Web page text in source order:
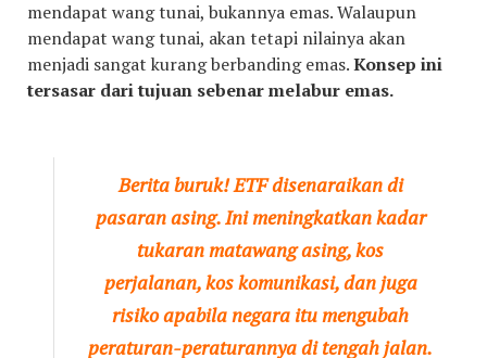
mendapat wang tunai, bukannya emas. Walaupun
mendapat wang tunai, akan tetapi nilainya akan
menjadi sangat kurang berbanding emas.Konsep ini
tersasar dari tujuan sebenar melabur emas.
Berita buruk! ETF disenaraikan di
pasaran asing. Ini meningkatkan kadar
tukaran matawang asing, kos
perjalanan, kos komunikasi, dan juga
risiko apabila negara itu mengubah
peraturan-peraturannya di tengah jalan.